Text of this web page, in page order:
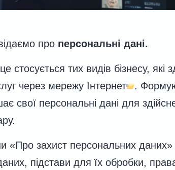
про персональні дані.
стосується тих видів бізнесу,
через мережу Інтернет
.
свої персональні дані для
«Про захист персональних
підстави для їх обробки,